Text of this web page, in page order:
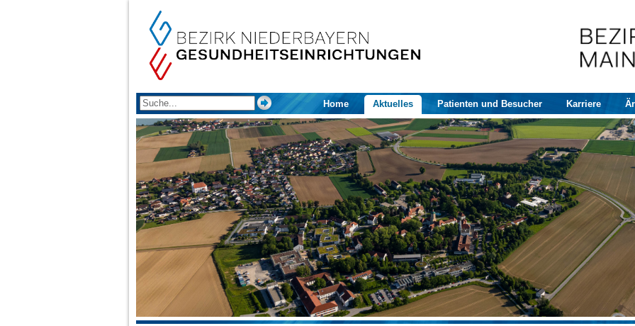
Home Aktuelles Patienten und Besucher Karriere